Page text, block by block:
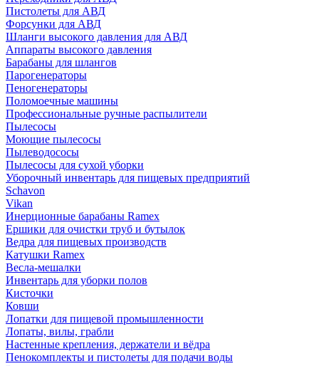
Пистолеты для АВД
Форсунки для АВД
Шланги высокого давления для АВД
Аппараты высокого давления
Барабаны для шлангов
Парогенераторы
Пеногенераторы
Поломоечные машины
Профессиональные ручные распылители
Пылесосы
Моющие пылесосы
Пылеводососы
Пылесосы для сухой уборки
Уборочный инвентарь для пищевых предприятий
Schavon
Vikan
Инерционные барабаны Ramex
Ершики для очистки труб и бутылок
Ведра для пищевых производств
Катушки Ramex
Весла-мешалки
Инвентарь для уборки полов
Кисточки
Ковши
Лопатки для пищевой промышленности
Лопаты, вилы, грабли
Настенные крепления, держатели и вёдра
Пенокомплекты и пистолеты для подачи воды